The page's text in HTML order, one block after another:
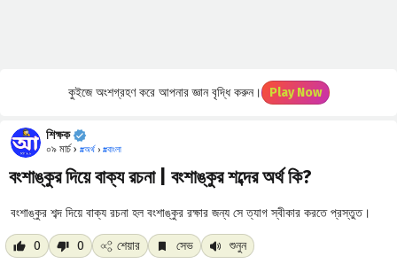
কুইজে অংশগ্রহণ করে আপনার জ্ঞান বৃদ্ধি করুন। Play Now
শিক্ষক
০৯ মার্চ › #অর্থ › #বাংলা
বংশাঙ্কুর দিয়ে বাক্য রচনা | বংশাঙ্কুর শব্দের অর্থ কি?
বংশাঙ্কুর শব্দ দিয়ে বাক্য রচনা হল বংশাঙ্কুর রক্ষার জন্য সে ত্যাগ স্বীকার করতে প্রস্তুত।
0 0 শেয়ার সেভ শুনুন